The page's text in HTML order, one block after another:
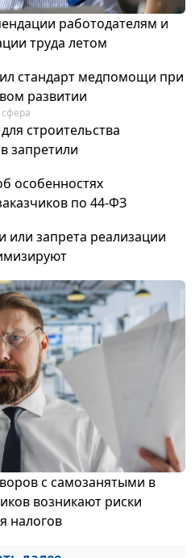
работодателям и
труда летом
стандарт медпомощи при
развитии
строительства
запретили
особенностях
по 44-ФЗ
или запрета реализации
с самозанятыми в
возникают риски
налогов